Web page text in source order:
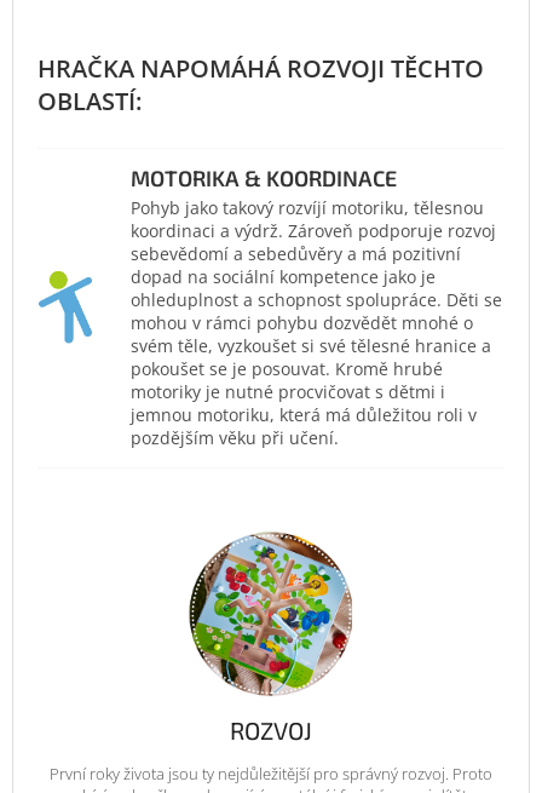
MOTORIKA & KOORDINACE
Pohyb jako takový rozvíjí motoriku, tělesnou
koordinaci a výdrž. Zároveň podporuje rozvoj
sebevědomí a sebedůvěry a má pozitivní
dopad na sociální kompetence jako je
ohleduplnost a schopnost spolupráce. Děti se
mohou v rámci pohybu dozvědět mnohé o
svém těle, vyzkoušet si své tělesné hranice a
pokoušet se je posouvat. Kromě hrubé
motoriky je nutné procvičovat s dětmi i
jemnou motoriku, která má důležitou roli v
pozdějším věku při učení.
ROZVOJ
První roky života jsou ty nejdůležitější pro správný rozvoj. Proto